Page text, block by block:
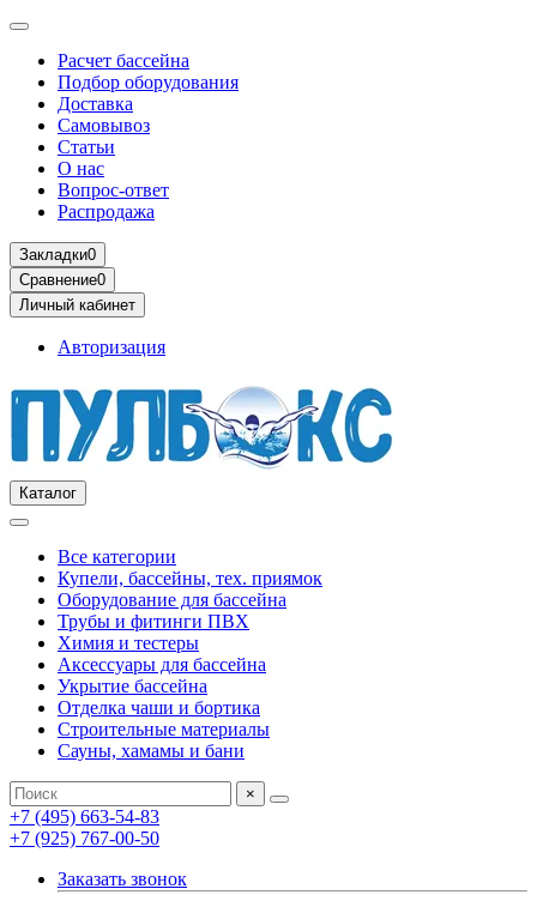
Расчет бассейна
Подбор оборудования
Доставка
Самовывоз
Статьи
О нас
Вопрос-ответ
Распродажа
Закладки0
Сравнение0
Личный кабинет
Авторизация
Каталог
Все категории
Купели, бассейны, тех. приямок
Оборудование для бассейна
Трубы и фитинги ПВХ
Химия и тестеры
Аксессуары для бассейна
Укрытие бассейна
Отделка чаши и бортика
Строительные материалы
Сауны, хамамы и бани
×
+7 (495) 663-54-83
+7 (925) 767-00-50
Заказать звонок